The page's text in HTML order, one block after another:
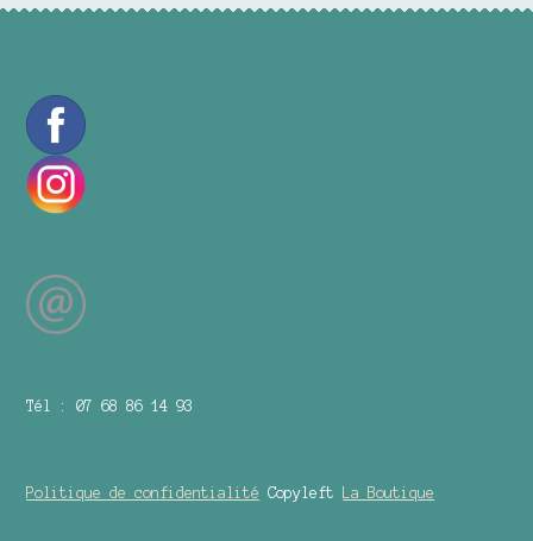
Tél : 07 68 86 14 93
Politique de confidentialité Copyleft La Boutique